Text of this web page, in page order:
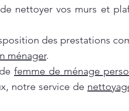
nettoyer vos murs et
des prestations
ménager.
femme de ménage
notre service de